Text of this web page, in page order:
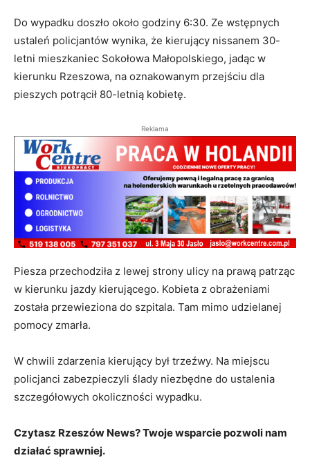
Do wypadku doszło około godziny 6:30. Ze wstępnych
ustaleń policjantów wynika, że kierujący nissanem 30-
letni mieszkaniec Sokołowa Małopolskiego, jadąc w
kierunku Rzeszowa, na oznakowanym przejściu dla
pieszych potrącił 80-letnią kobietę.
Reklama
Piesza przechodziła z lewej strony ulicy na prawą patrząc
w kierunku jazdy kierującego. Kobieta z obrażeniami
została przewieziona do szpitala. Tam mimo udzielanej
pomocy zmarła.
W chwili zdarzenia kierujący był trzeźwy. Na miejscu
policjanci zabezpieczyli ślady niezbędne do ustalenia
szczegółowych okoliczności wypadku.
Czytasz Rzeszów News? Twoje wsparcie pozwoli nam
działać sprawniej.